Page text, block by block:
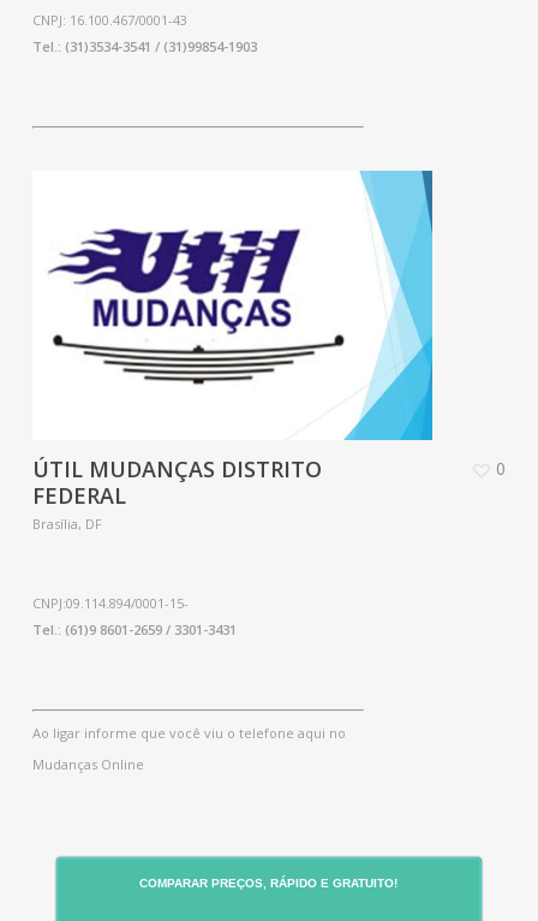
CNPJ: 16.100.467/0001-43
Tel.: (31)3534-3541 / (31)99854-1903
ÚTIL MUDANÇAS DISTRITO
FEDERAL
Brasília, DF
CNPJ:09.114.894/0001-15-
Tel.: (61)9 8601-2659 / 3301-3431
Ao ligar informe que você viu o telefone aqui no
Mudanças Online
0
COMPARAR PREÇOS, RÁPIDO E GRATUITO!